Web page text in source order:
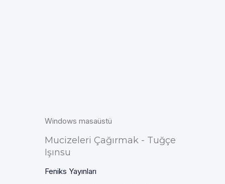
Windows masaüstü
Mucizeleri Çağırmak - Tuğçe
Işınsu
Feniks Yayınları